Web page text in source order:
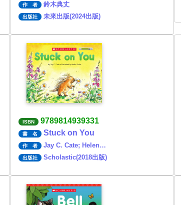
作 者 鈴木典丈
出版社 未來出版(2024出版)
ISBN 9789814939331
書 名 Stuck on You
作 者 Jay C. Cate; Helen…
出版社 Scholastic(2018出版)